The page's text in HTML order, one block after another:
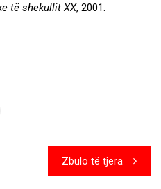
të shekullit XX, 2001.
Zbulo të tjera